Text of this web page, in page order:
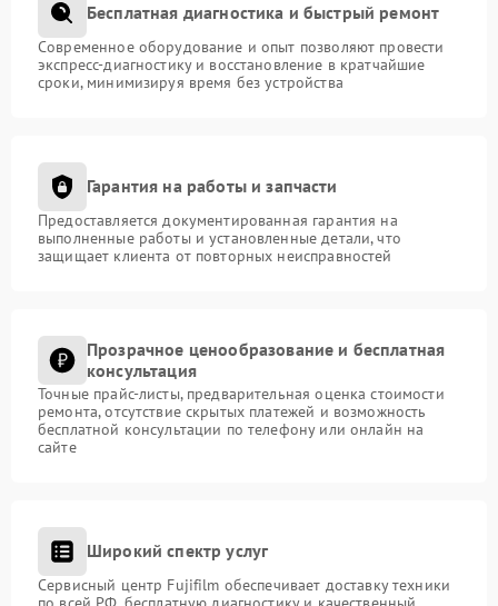
Бесплатная диагностика и быстрый ремонт
Современное оборудование и опыт позволяют провести
экспресс-диагностику и восстановление в кратчайшие
сроки, минимизируя время без устройства
Гарантия на работы и запчасти
Предоставляется документированная гарантия на
выполненные работы и установленные детали, что
защищает клиента от повторных неисправностей
Прозрачное ценообразование и бесплатная
консультация
Точные прайс-листы, предварительная оценка стоимости
ремонта, отсутствие скрытых платежей и возможность
бесплатной консультации по телефону или онлайн на
сайте
Широкий спектр услуг
Сервисный центр Fujifilm обеспечивает доставку техники